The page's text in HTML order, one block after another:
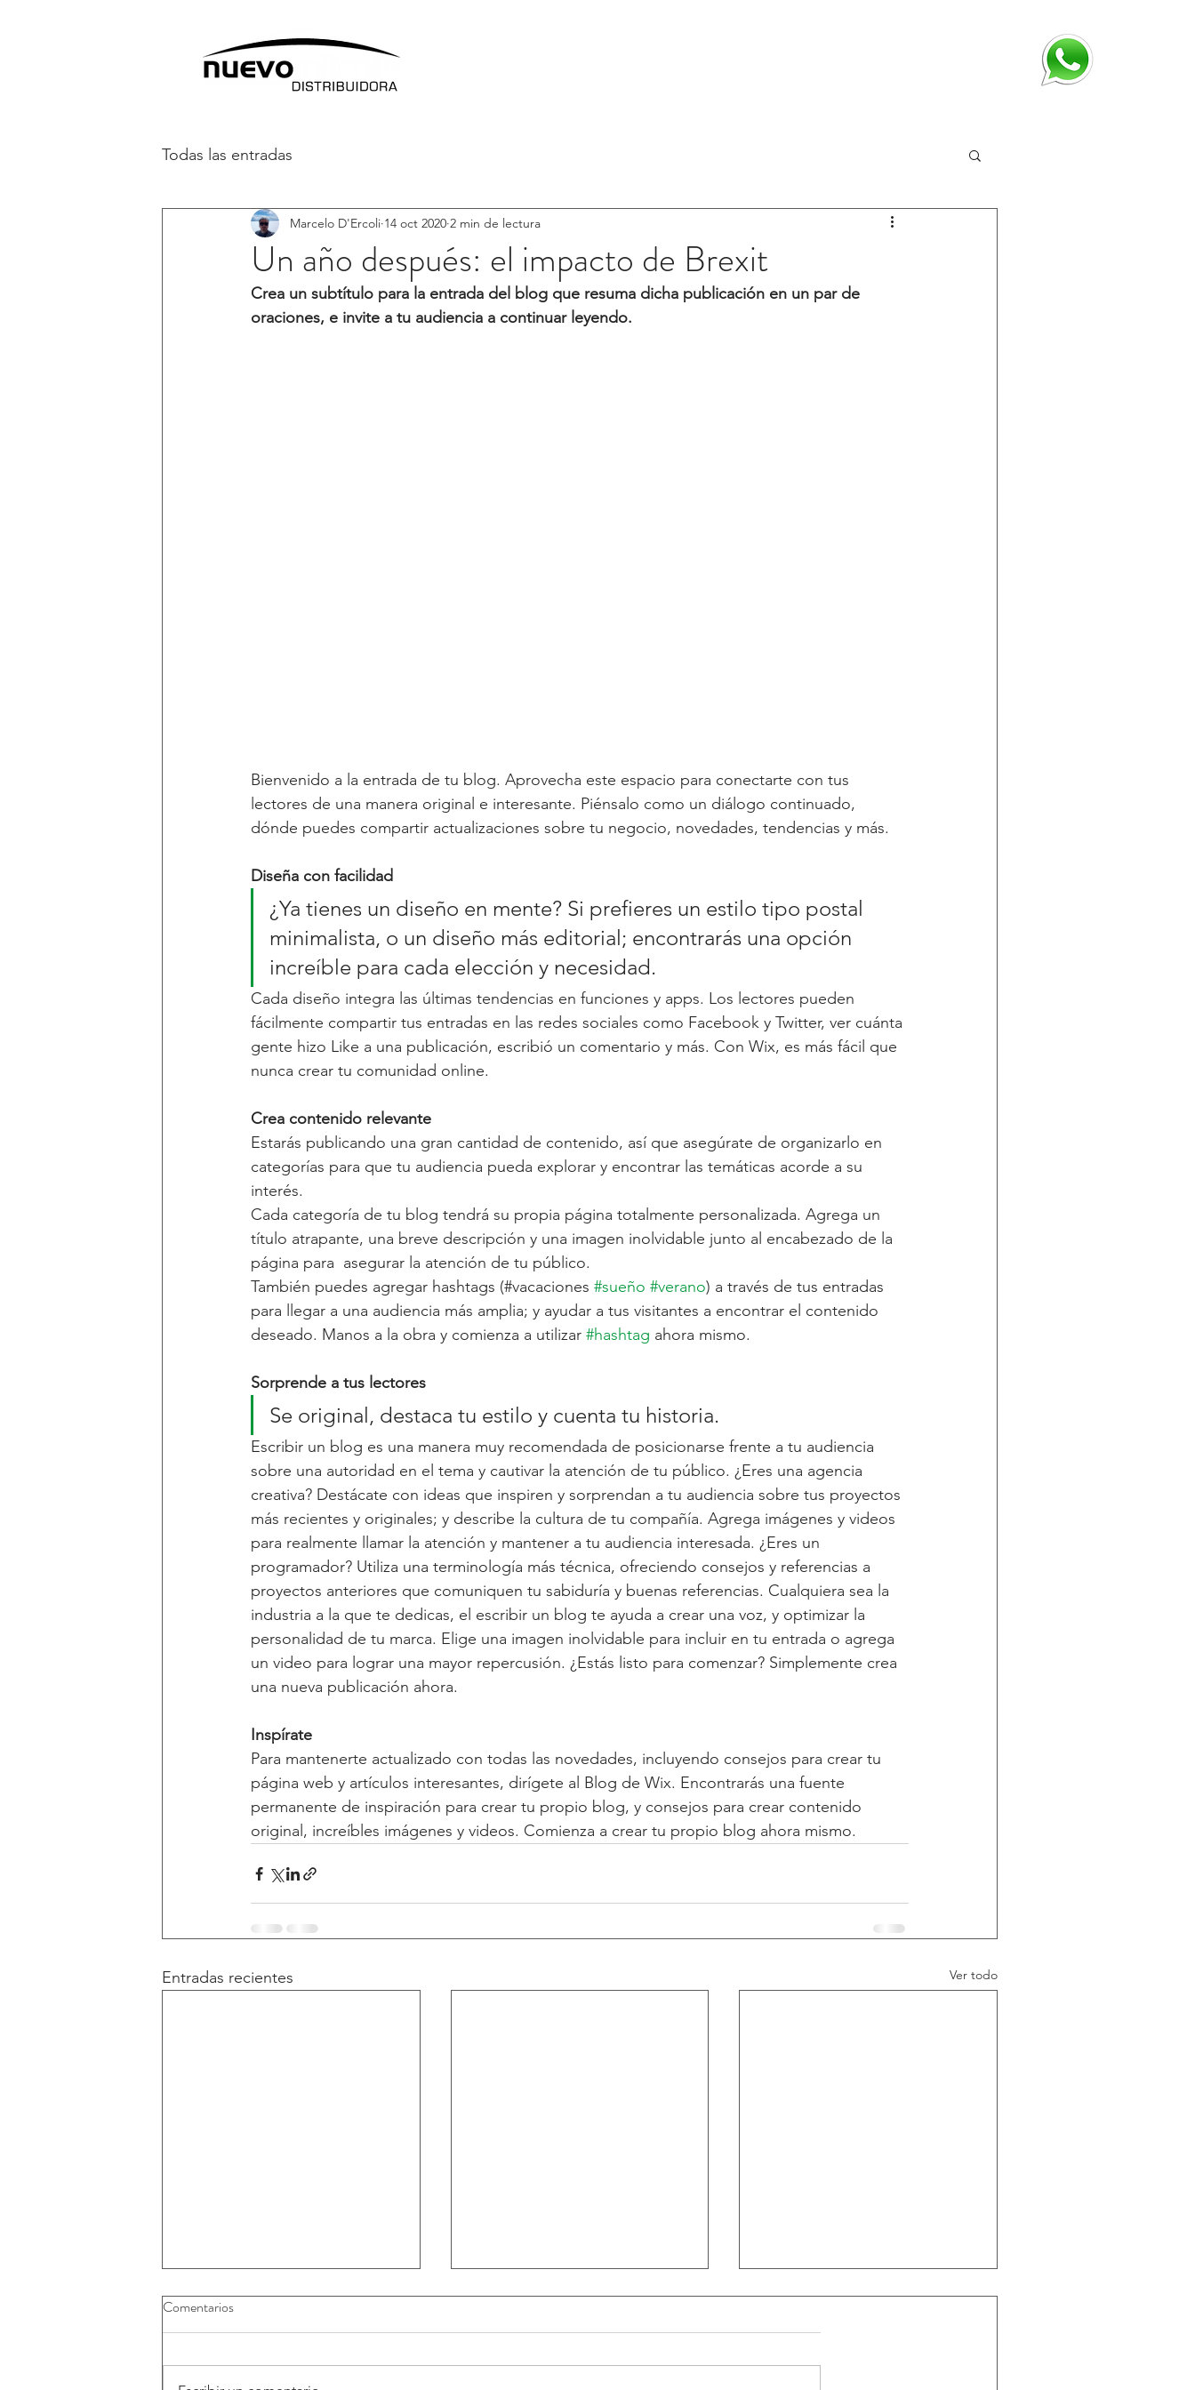
Todas las entradas
Un año después: el impacto de Brexit
Marcelo D'Ercoli 14 oct 2020 2 min de lectura
Crea un subtítulo para la entrada del blog que resuma dicha publicación en un par de
oraciones, e invite a tu audiencia a continuar leyendo.
Bienvenido a la entrada de tu blog. Aprovecha este espacio para conectarte con tus
lectores de una manera original e interesante. Piénsalo como un diálogo continuado,
dónde puedes compartir actualizaciones sobre tu negocio, novedades, tendencias y más.
Diseña con facilidad
¿Ya tienes un diseño en mente? Si prefieres un estilo tipo postal
minimalista, o un diseño más editorial; encontrarás una opción
increíble para cada elección y necesidad.
Cada diseño integra las últimas tendencias en funciones y apps. Los lectores pueden
fácilmente compartir tus entradas en las redes sociales como Facebook y Twitter, ver cuánta
gente hizo Like a una publicación, escribió un comentario y más. Con Wix, es más fácil que
nunca crear tu comunidad online.
Crea contenido relevante
Estarás publicando una gran cantidad de contenido, así que asegúrate de organizarlo en
categorías para que tu audiencia pueda explorar y encontrar las temáticas acorde a su
interés.
Cada categoría de tu blog tendrá su propia página totalmente personalizada. Agrega un
título atrapante, una breve descripción y una imagen inolvidable junto al encabezado de la
página para  asegurar la atención de tu público.
También puedes agregar hashtags (#vacaciones #sueño #verano) a través de tus entradas
para llegar a una audiencia más amplia; y ayudar a tus visitantes a encontrar el contenido
deseado. Manos a la obra y comienza a utilizar #hashtag ahora mismo.
Sorprende a tus lectores
Se original, destaca tu estilo y cuenta tu historia.
Escribir un blog es una manera muy recomendada de posicionarse frente a tu audiencia
sobre una autoridad en el tema y cautivar la atención de tu público. ¿Eres una agencia
creativa? Destácate con ideas que inspiren y sorprendan a tu audiencia sobre tus proyectos
más recientes y originales; y describe la cultura de tu compañía. Agrega imágenes y videos
para realmente llamar la atención y mantener a tu audiencia interesada. ¿Eres un
programador? Utiliza una terminología más técnica, ofreciendo consejos y referencias a
proyectos anteriores que comuniquen tu sabiduría y buenas referencias. Cualquiera sea la
industria a la que te dedicas, el escribir un blog te ayuda a crear una voz, y optimizar la
personalidad de tu marca. Elige una imagen inolvidable para incluir en tu entrada o agrega
un video para lograr una mayor repercusión. ¿Estás listo para comenzar? Simplemente crea
una nueva publicación ahora.
Inspírate
Para mantenerte actualizado con todas las novedades, incluyendo consejos para crear tu
página web y artículos interesantes, dirígete al Blog de Wix. Encontrarás una fuente
permanente de inspiración para crear tu propio blog, y consejos para crear contenido
original, increíbles imágenes y videos. Comienza a crear tu propio blog ahora mismo.
Entradas recientes Ver todo
Comentarios